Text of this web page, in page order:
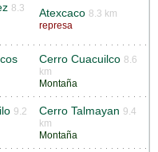
8.3
Atexcaco 8.3 km
represa
Cerro Cuacuilco 8.6
km
Montaña
9.2
Cerro Talmayan 9.4
km
Montaña